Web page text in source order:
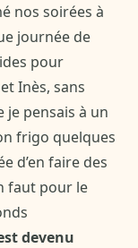
nos soirées à
journée de
pour
Inès, sans
je pensais à un
frigo quelques
d’en faire des
faut pour le
devenu